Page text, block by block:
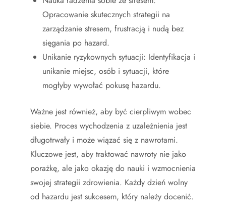
Opracowanie skutecznych strategii na
zarządzanie stresem, frustracją i nudą bez
sięgania po hazard.
Unikanie ryzykownych sytuacji: Identyfikacja i
unikanie miejsc, osób i sytuacji, które
mogłyby wywołać pokusę hazardu.
Ważne jest również, aby być cierpliwym wobec
siebie. Proces wychodzenia z uzależnienia jest
długotrwały i może wiązać się z nawrotami.
Kluczowe jest, aby traktować nawroty nie jako
porażkę, ale jako okazję do nauki i wzmocnienia
swojej strategii zdrowienia. Każdy dzień wolny
od hazardu jest sukcesem, który należy docenić.